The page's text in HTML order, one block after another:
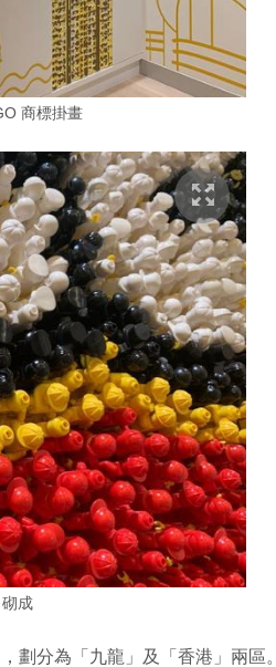
商標掛畫
成
劃分為「九龍」及「香港」兩區。